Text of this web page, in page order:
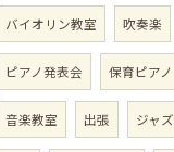
バイオリン教室 吹奏楽
ピアノ発表会 保育ピアノ
音楽教室 出張 ジャズ